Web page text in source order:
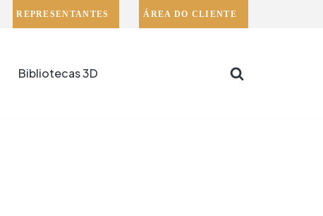
REPRESENTANTES ÁREA DO CLIENTE
Bibliotecas 3D